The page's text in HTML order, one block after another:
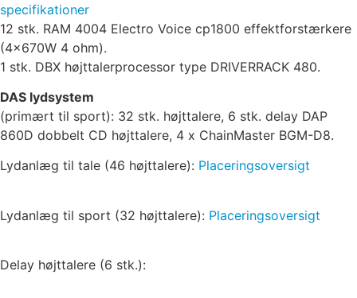
specifikationer
12 stk. RAM 4004 Electro Voice cp1800 effektforstærkere
(4x670W 4 ohm).
1 stk. DBX højttalerprocessor type DRIVERRACK 480.
DAS lydsystem
(primært til sport): 32 stk. højttalere, 6 stk. delay DAP
860D dobbelt CD højttalere, 4 x ChainMaster BGM-D8.
Lydanlæg til tale (46 højttalere): Placeringsoversigt
Lydanlæg til sport (32 højttalere): Placeringsoversigt
Delay højttalere (6 stk.):